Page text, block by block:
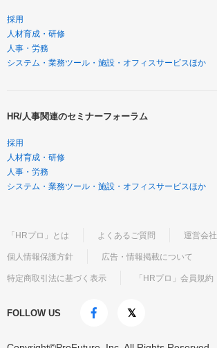
採用
人材育成・研修
人事・労務
システム・業務ツール・施設・オフィスサービスほか
HR/人事関連のセミナーフォーラム
採用
人材育成・研修
人事・労務
システム・業務ツール・施設・オフィスサービスほか
「HRプロ」とは よくあるご質問 運営会社
個人情報保護方針 広告・情報掲載について
特定商取引法に基づく表示 「HRプロ」会員規約
FOLLOW US